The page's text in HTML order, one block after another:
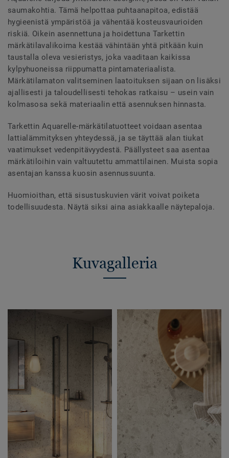
saumakohtia. Tämä helpottaa puhtaanapitoa, edistää
hygieenistä ympäristöä ja vähentää kosteusvaurioiden
riskiä. Oikein asennettuna ja hoidettuna Tarkettin
märkätilavalikoima kestää vähintään yhtä pitkään kuin
taustalla oleva vesieristys, joka vaaditaan kaikissa
kylpyhuoneissa riippumatta pintamateriaalista.
Märkätilamaton valitseminen laatoituksen sijaan on lisäksi
ajallisesti ja taloudellisesti tehokas ratkaisu – usein vain
kolmasosa sekä materiaalin että asennuksen hinnasta.
Tarkettin Aquarelle-märkätilatuotteet voidaan asentaa
lattialämmityksen yhteydessä, ja se täyttää alan tiukat
vaatimukset vedenpitävyydestä. Päällysteet saa asentaa
märkätiloihin vain valtuutettu ammattilainen. Muista sopia
asentajan kanssa kuosin asennussuunta.
Huomioithan, että sisustuskuvien värit voivat poiketa
todellisuudesta. Näytä siksi aina asiakkaalle näytepaloja.
Kuvagalleria